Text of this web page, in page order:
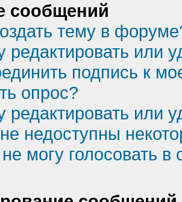
сообщений
тему в
редактировать или
подпись к
опрос?
редактировать или
недоступны
могу голосовать в